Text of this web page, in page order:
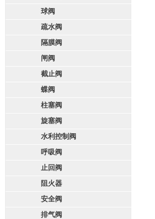
球阀
疏水阀
隔膜阀
闸阀
截止阀
蝶阀
柱塞阀
旋塞阀
水利控制阀
呼吸阀
止回阀
阻火器
安全阀
排气阀